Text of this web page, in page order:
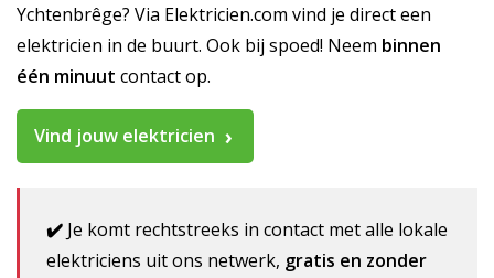
Ychtenbrêge? Via Elektricien.com vind je direct een
elektricien in de buurt. Ook bij spoed! Neem binnen
één minuut contact op.
Vind jouw elektricien
✔️ Je komt rechtstreeks in contact met alle lokale
elektriciens uit ons netwerk, gratis en zonder